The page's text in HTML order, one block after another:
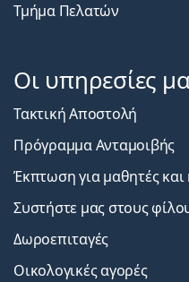
Τμήμα Πελατών
Οι υπηρεσίες
Τακτική Αποστολή
Πρόγραμμα Ανταμοιβής
Έκπτωση για μαθητές και
Συστήστε μας στους
Δωροεπιταγές
Οικολογικές αγορές